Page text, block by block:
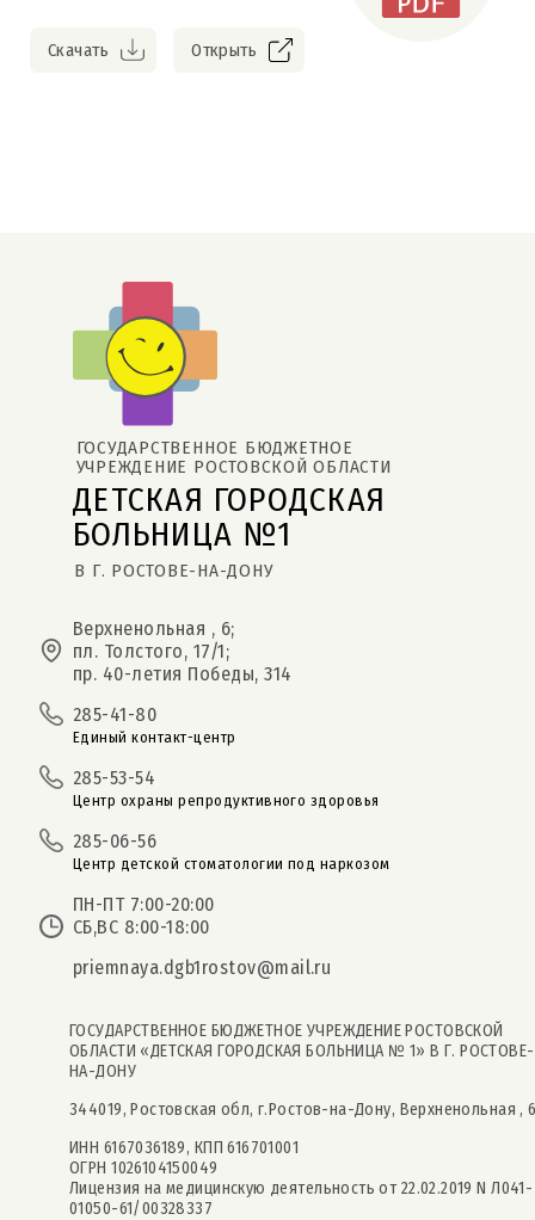
Скачать Открыть
ДЕТСКАЯ ГОРОДСКАЯ
БОЛЬНИЦА №1
В Г. РОСТОВЕ-НА-ДОНУ
ГОСУДАРСТВЕННОЕ БЮДЖЕТНОЕ
УЧРЕЖДЕНИЕ РОСТОВСКОЙ ОБЛАСТИ
Верхненольная , 6;
пл. Толстого, 17/1;
пр. 40-летия Победы, 314
285-41-80
Единый контакт-центр
285-53-54
Центр охраны репродуктивного здоровья
285-06-56
Центр детской стоматологии под наркозом
ПН-ПТ 7:00-20:00
СБ,ВС 8:00-18:00
priemnaya.dgb1rostov@mail.ru
ГОСУДАРСТВЕННОЕ БЮДЖЕТНОЕ УЧРЕЖДЕНИЕ РОСТОВСКОЙ
ОБЛАСТИ «ДЕТСКАЯ ГОРОДСКАЯ БОЛЬНИЦА № 1» В Г. РОСТОВЕ-
НА-ДОНУ
344019, Ростовская обл, г.Ростов-на-Дону, Верхненольная ,
ИНН 6167036189, КПП 616701001
ОГРН 1026104150049
Лицензия на медицинскую деятельность от 22.02.2019 N Л041-
01050-61/00328337